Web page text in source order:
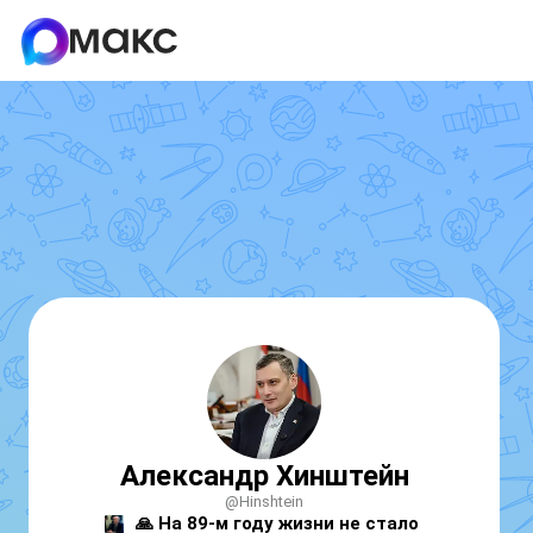
Александр Хинштейн
@Hinshtein
🙏 На 89-м году жизни не стало